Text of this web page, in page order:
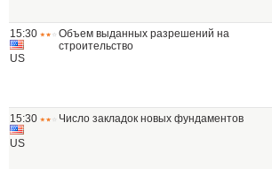
15:30
US
Объем выданных разрешений на
строительство
15:30
US
Число закладок новых фундаментов